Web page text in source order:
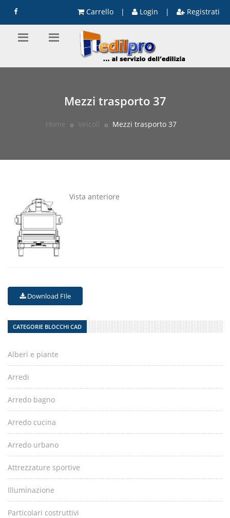
Carrello | Login | Registrati
Mezzi trasporto 37
Home Veicoli Mezzi trasporto 37
Vista anteriore
Download FIle
CATEGORIE BLOCCHI CAD
Alberi e piante
Arredi
Arredo bagno
Arredo cucina
Arredo urbano
Attrezzature sportive
Illuminazione
Particolari costruttivi